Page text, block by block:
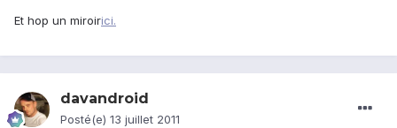
Et hop un miroirici.
davandroid
Posté(e) 13 juillet 2011